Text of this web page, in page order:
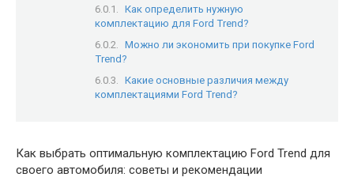
Как определить нужную
комплектацию для Ford Trend?
Можно ли экономить при покупке Ford
Trend?
Какие основные различия между
комплектациями Ford Trend?
Как выбрать оптимальную комплектацию Ford Trend для
своего автомобиля: советы и рекомендации